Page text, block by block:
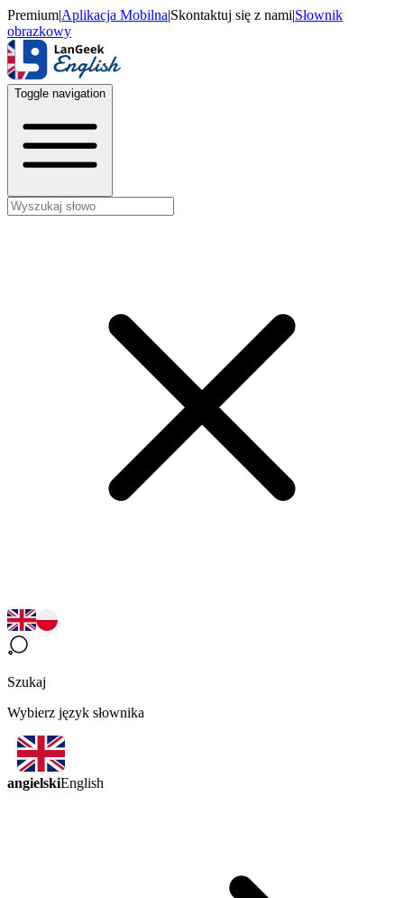
Premium|Aplikacja Mobilna|Skontaktuj się z nami|Słownik
obrazkowy
Toggle navigation
Szukaj
Wybierz język słownika
angielskiEnglish